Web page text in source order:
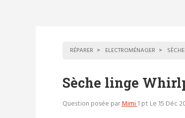
RÉPARER ELECTROMÉNAGER
Sèche linge
Question posée parMimi1 pt Le 15 Déc